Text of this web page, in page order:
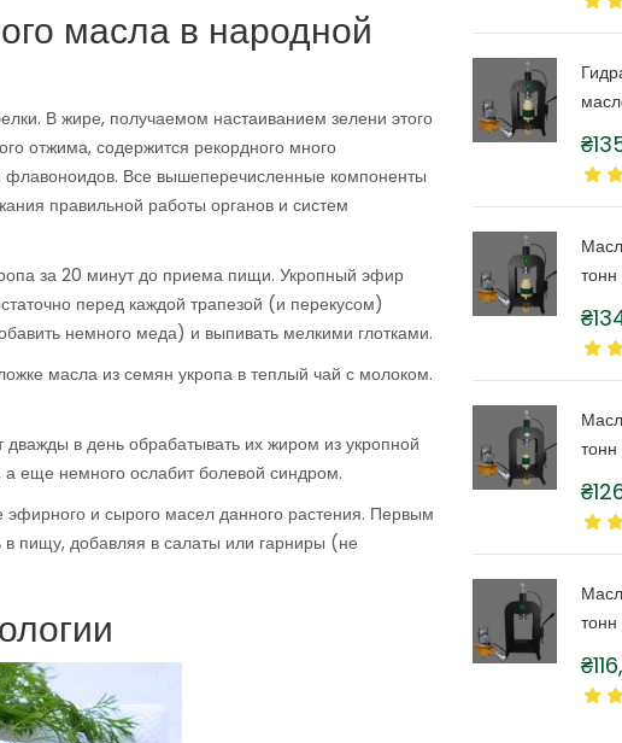
масла в народной
В жире, получаемом настаиванием зелени этого
отжима, содержится рекордного много
флавоноидов. Все вышеперечисленные компоненты
правильной работы органов и систем
за 20 минут до приема пищи. Укропный эфир
перед каждой трапезой (и перекусом)
немного меда) и выпивать мелкими глотками.
масла из семян укропа в теплый чай с молоком.
в день обрабатывать их жиром из укропной
а еще немного ослабит болевой синдром.
и сырого масел данного растения. Первым
в пищу, добавляя в салаты или гарниры (не
литра
₴
литра
₴
₴
₴